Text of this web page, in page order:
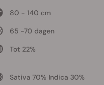
80 - 140 cm
65 -70 dagen
Tot 22%
Sativa 70% Indica 30%